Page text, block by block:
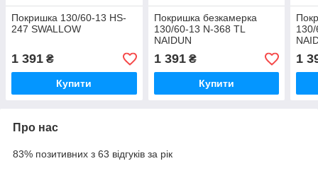
Покришка 130/60-13 HS-
247 SWALLOW
1 391 ₴
Купити
Покришка безкамерка
130/60-13 N-368 TL
NAIDUN
1 391₴
Купити
1
Про нас
83% позитивних з 63 відгуків за рік